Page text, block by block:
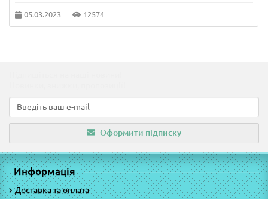
05.03.2023 12574
Оформити підписку
Информація
Доставка та оплата